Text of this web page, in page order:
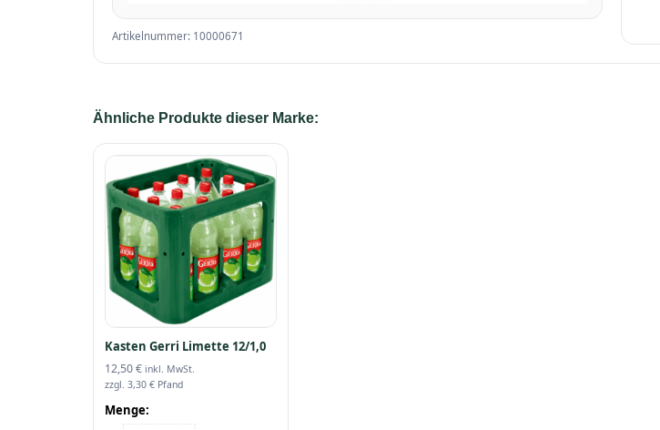
Artikelnummer: 10000671
Ähnliche Produkte dieser Marke:
Kasten Gerri Limette 12/1,0
12,50€ inkl. MwSt.
zzgl. 3,30 € Pfand
Menge: